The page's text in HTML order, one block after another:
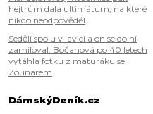
hejtrům dala ultimátum, na které
nikdo neodpověděl
Seděli spolu v lavici a on se do ní
zamiloval. Bočanová po 40 letech
vytáhla fotku z maturáku se
Zounarem
DámskýDeník.cz